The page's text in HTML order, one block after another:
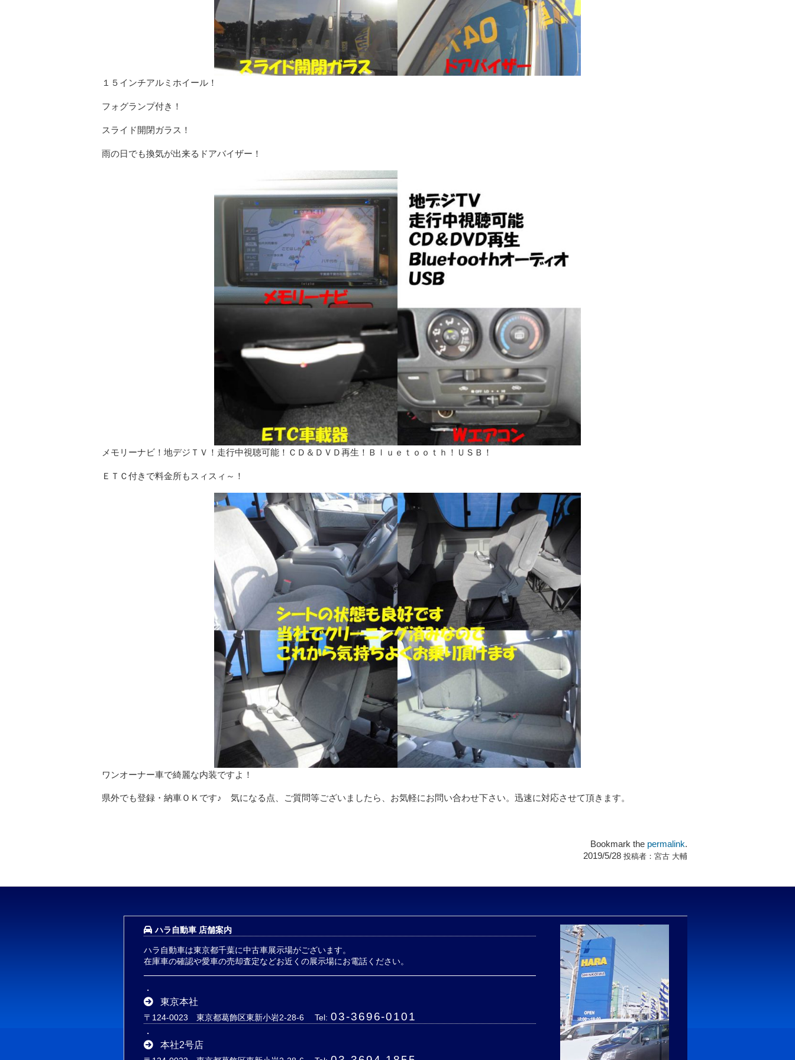
１５インチアルミホイール！
フォグランプ付き！
スライド開閉ガラス！
雨の日でも換気が出来るドアバイザー！
メモリーナビ！地デジＴＶ！走行中視聴可能！ＣＤ＆ＤＶＤ再生！Ｂｌｕｅｔｏｏｔｈ！ＵＳＢ！
ＥＴＣ付きで料金所もスィスィ～！
ワンオーナー車で綺麗な内装ですよ！
県外でも登録・納車ＯＫです♪ 気になる点、ご質問等ございましたら、お気軽にお問い合わせ下さい。迅速に対応させて頂きます。
Bookmark the permalink.
2019/5/28 投稿者： 宮古 大輔
ハラ自動車 店舗案内
ハラ自動車は東京都千葉に中古車展示場がございます。
在庫車の確認や愛車の売却査定などお近くの展示場にお電話ください。
東京本社
〒124-0023 東京都葛飾区東新小岩2-28-6 Tel: 03-3696-0101
本社2号店